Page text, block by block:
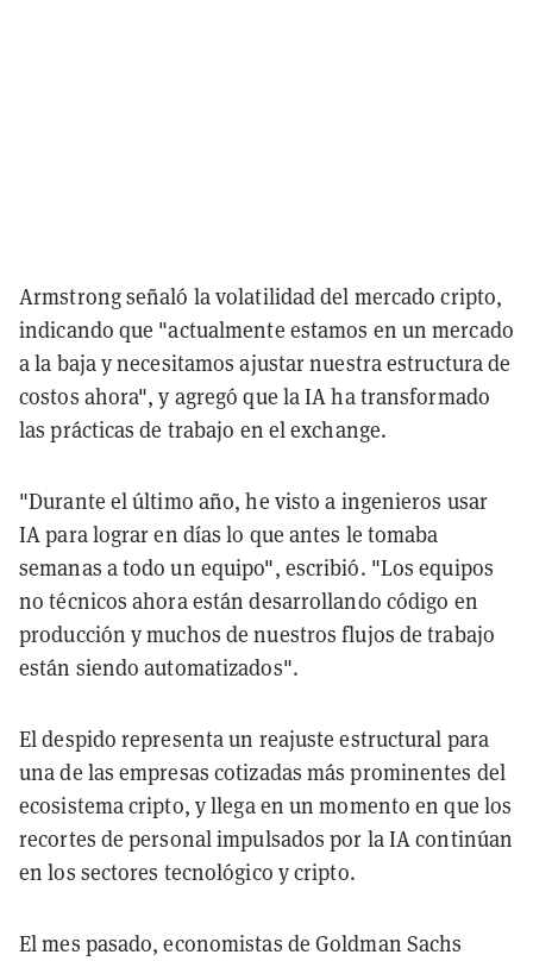
Armstrong señaló la volatilidad del mercado cripto,
indicando que "actualmente estamos en un mercado
a la baja y necesitamos ajustar nuestra estructura de
costos ahora", y agregó que la IA ha transformado
las prácticas de trabajo en el exchange.
"Durante el último año, he visto a ingenieros usar
IA para lograr en días lo que antes le tomaba
semanas a todo un equipo", escribió. "Los equipos
no técnicos ahora están desarrollando código en
producción y muchos de nuestros flujos de trabajo
están siendo automatizados".
El despido representa un reajuste estructural para
una de las empresas cotizadas más prominentes del
ecosistema cripto, y llega en un momento en que los
recortes de personal impulsados por la IA continúan
en los sectores tecnológico y cripto.
El mes pasado, economistas de Goldman Sachs